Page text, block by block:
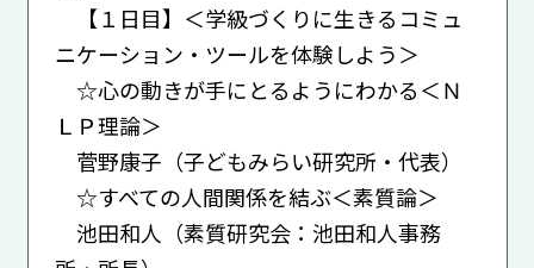
【１日目】＜学級づくりに生きるコミュ
ニケーション・ツールを体験しよう＞
☆心の動きが手にとるようにわかる＜Ｎ
ＬＰ理論＞
菅野康子（子どもみらい研究所・代表）
☆すべての人間関係を結ぶ＜素質論＞
池田和人（素質研究会：池田和人事務